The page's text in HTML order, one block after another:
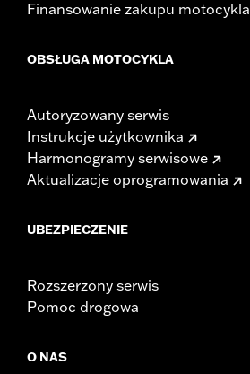
Finansowanie zakupu motocykla
OBSŁUGA MOTOCYKLA
Autoryzowany serwis
Instrukcje użytkownika
Harmonogramy serwisowe
Aktualizacje oprogramowania
UBEZPIECZENIE
Rozszerzony serwis
Pomoc drogowa
O NAS